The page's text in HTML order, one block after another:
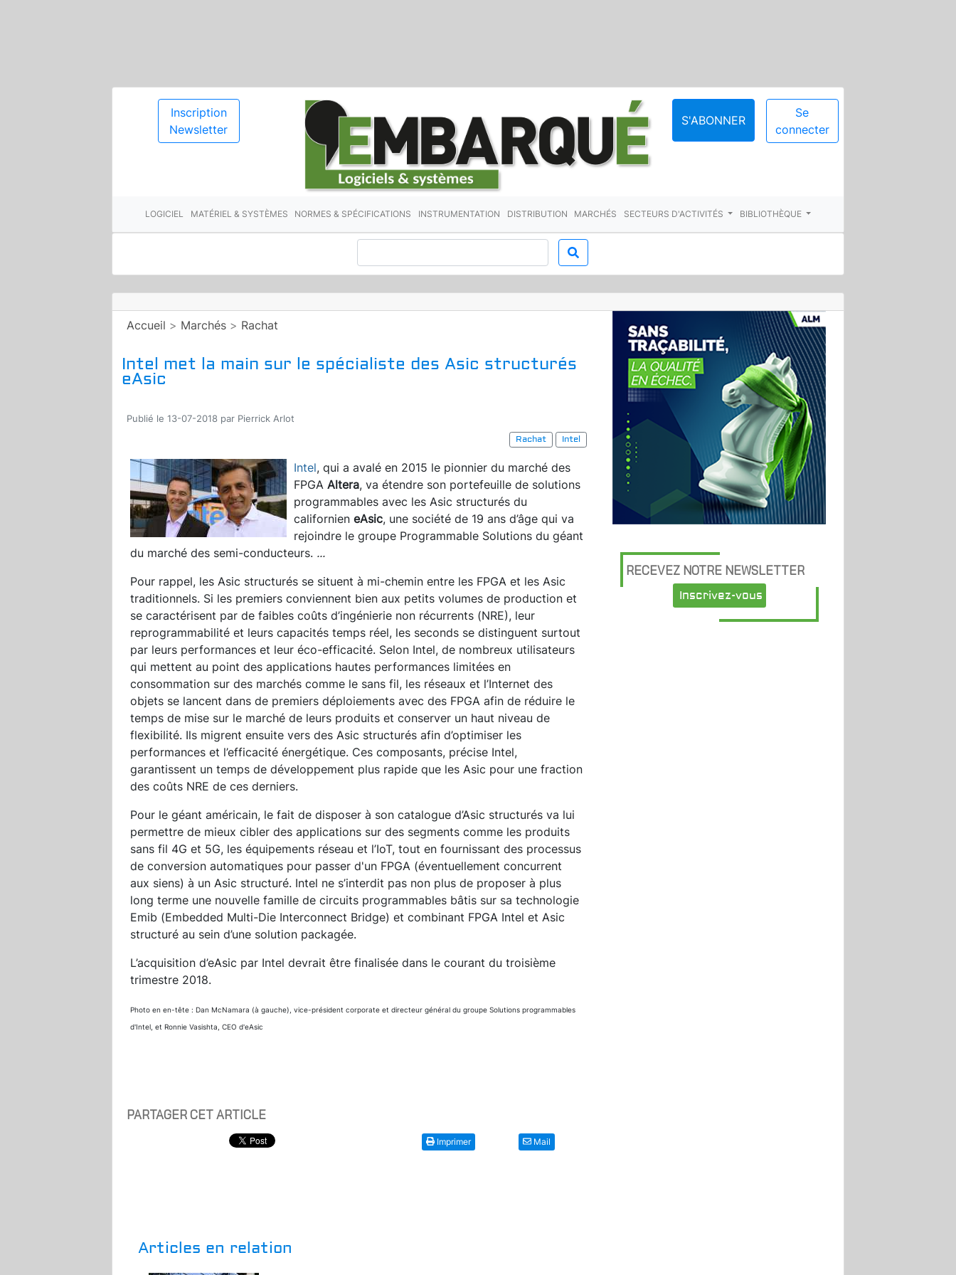
Inscription
Newsletter
S'ABONNER
Se
connecter
LOGICIEL MATÉRIEL & SYSTÈMES NORMES & SPÉCIFICATIONS INSTRUMENTATION DISTRIBUTION MARCHÉS SECTEURS D'ACTIVITÉS BIBLIOTHÈQUE
Accueil > Marchés > Rachat
Intel met la main sur le spécialiste des Asic structurés
eAsic
Publié le 13-07-2018 par Pierrick Arlot
Rachat
Intel
Intel, qui a avalé en 2015 le pionnier du marché des
FPGA Altera, va étendre son portefeuille de solutions
programmables avec les Asic structurés du
californien eAsic, une société de 19 ans d’âge qui va
rejoindre le groupe Programmable Solutions du géant
du marché des semi-conducteurs. ...
Pour rappel, les Asic structurés se situent à mi-chemin entre les FPGA et les Asic
traditionnels. Si les premiers conviennent bien aux petits volumes de production et
se caractérisent par de faibles coûts d’ingénierie non récurrents (NRE), leur
reprogrammabilité et leurs capacités temps réel, les seconds se distinguent surtout
par leurs performances et leur éco-efficacité. Selon Intel, de nombreux utilisateurs
qui mettent au point des applications hautes performances limitées en
consommation sur des marchés comme le sans fil, les réseaux et l’Internet des
objets se lancent dans de premiers déploiements avec des FPGA afin de réduire le
temps de mise sur le marché de leurs produits et conserver un haut niveau de
flexibilité. Ils migrent ensuite vers des Asic structurés afin d’optimiser les
performances et l’efficacité énergétique. Ces composants, précise Intel,
garantissent un temps de développement plus rapide que les Asic pour une fraction
des coûts NRE de ces derniers.
Pour le géant américain, le fait de disposer à son catalogue d’Asic structurés va lui
permettre de mieux cibler des applications sur des segments comme les produits
sans fil 4G et 5G, les équipements réseau et l’IoT, tout en fournissant des processus
de conversion automatiques pour passer d'un FPGA (éventuellement concurrent
aux siens) à un Asic structuré. Intel ne s’interdit pas non plus de proposer à plus
long terme une nouvelle famille de circuits programmables bâtis sur sa technologie
Emib (Embedded Multi-Die Interconnect Bridge) et combinant FPGA Intel et Asic
structuré au sein d’une solution packagée.
L’acquisition d’eAsic par Intel devrait être finalisée dans le courant du troisième
trimestre 2018.
Photo en en-tête : Dan McNamara (à gauche), vice-président corporate et directeur général du groupe Solutions programmables
d'Intel, et Ronnie Vasishta, CEO d'eAsic
PARTAGER CET ARTICLE
Imprimer Mail
Articles en relation
RECEVEZ NOTRE NEWSLETTER
Inscrivez-vous